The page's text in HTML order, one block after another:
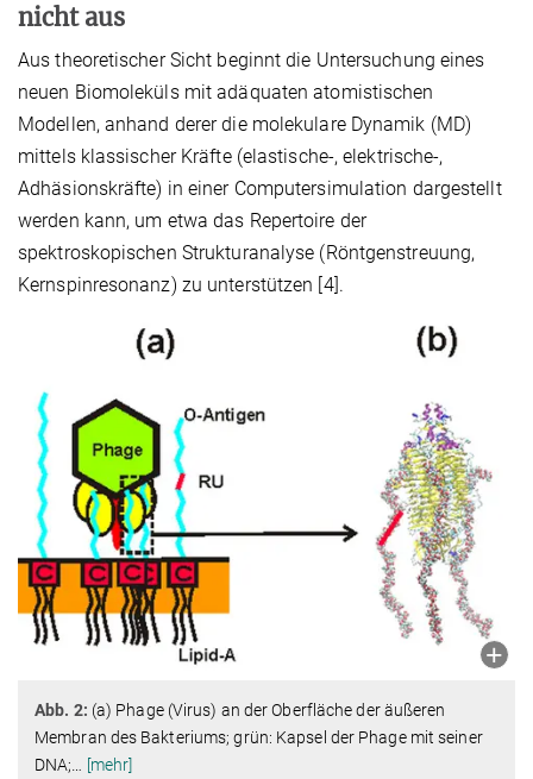
nicht aus
Aus theoretischer Sicht beginnt die Untersuchung eines
neuen Biomoleküls mit adäquaten atomistischen
Modellen, anhand derer die molekulare Dynamik (MD)
mittels klassischer Kräfte (elastische-, elektrische-,
Adhäsionskräfte) in einer Computersimulation dargestellt
werden kann, um etwa das Repertoire der
spektroskopischen Strukturanalyse (Röntgenstreuung,
Kernspinresonanz) zu unterstützen [4].
Abb. 2: (a) Phage (Virus) an der Oberfläche der äußeren
Membran des Bakteriums; grün: Kapsel der Phage mit seiner
DNA;
[mehr]